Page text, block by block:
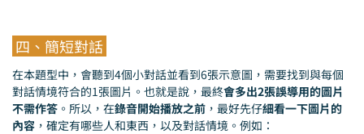
四、簡短對話
在本題型中，會聽到4個小對話並看到6張示意圖，需要找到與每個
對話情境符合的1張圖片。也就是說，最終會多出2張誤導用的圖片
不需作答 。所以，在錄音開始播放之前 ，最好先仔細看一下圖片的
內容 ，確定有哪些人和東西，以及對話情境。例如：